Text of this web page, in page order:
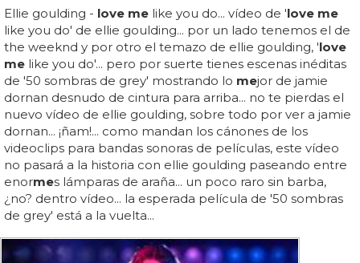
Ellie goulding - love me like you do... vídeo de 'love me
like you do' de ellie goulding... por un lado tenemos el de
the weeknd y por otro el temazo de ellie goulding, 'love
me like you do'... pero por suerte tienes escenas inéditas
de '50 sombras de grey' mostrando lo mejor de jamie
dornan desnudo de cintura para arriba... no te pierdas el
nuevo vídeo de ellie goulding, sobre todo por ver a jamie
dornan... ¡ñam!... como mandan los cánones de los
videoclips para bandas sonoras de películas, este vídeo
no pasará a la historia con ellie goulding paseando entre
enormes lámparas de araña... un poco raro sin barba,
¿no? dentro vídeo... la esperada película de '50 sombras
de grey' está a la vuelta...